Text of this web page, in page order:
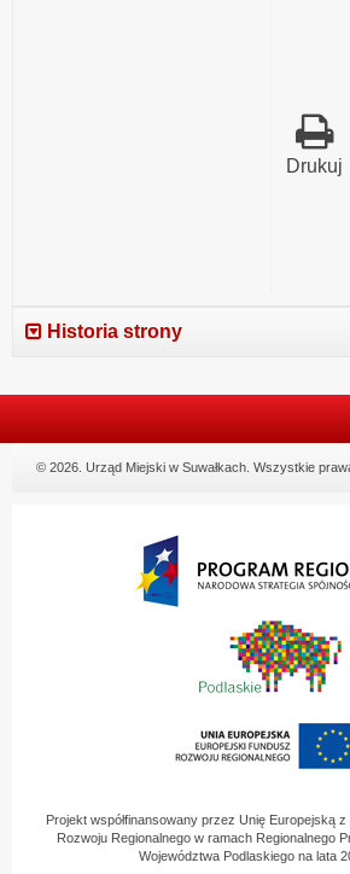
Drukuj
Historia strony
© 2026. Urząd Miejski w Suwałkach. Wszystkie
Projekt współfinansowany przez Unię Europejską
Rozwoju Regionalnego w ramach Regionalnego
Województwa Podlaskiego na lata